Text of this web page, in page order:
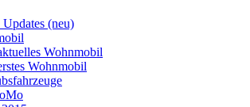
(neu)
Wohnmobil
Wohnmobil